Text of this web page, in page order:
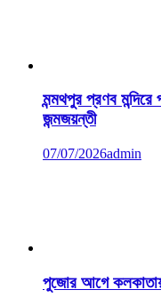
মন্মথপুর প্রণব
জন্মজয়ন্তী
07/07/2026admin
পুজোর আগে কলকাতায়